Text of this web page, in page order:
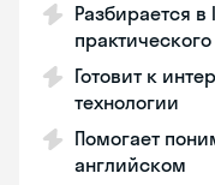
Разбирается в
Готовит к
технологии
Помогает
английском